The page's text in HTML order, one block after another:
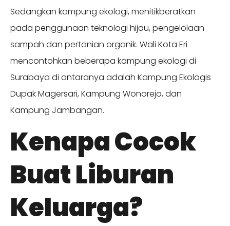
Sedangkan kampung ekologi, menitikberatkan
pada penggunaan teknologi hijau, pengelolaan
sampah dan pertanian organik. Wali Kota Eri
mencontohkan beberapa kampung ekologi di
Surabaya di antaranya adalah Kampung Ekologis
Dupak Magersari, Kampung Wonorejo, dan
Kampung Jambangan.
Kenapa Cocok
Buat Liburan
Keluarga?